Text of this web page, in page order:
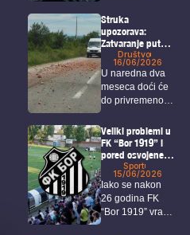
kašnjenje isplata
za porodilje,
onkološke
bolesnike...
Struka
upozorava:
Zatvaranje puta
Bor – Selište
doneće gužve,
duža putovanja i
dodatno
opterećenje
pravaca
Društvo
16/06/2026
U naredna dva
meseca doći će
do privremenog
određenih...
Veliki problemi u
FK “Bor 1919” i
pored osvojene
titule i ulaska u
veći rang
Sport
15/06/2026
Iako se nakon
26 godina FK
“Bor 1919” vratio